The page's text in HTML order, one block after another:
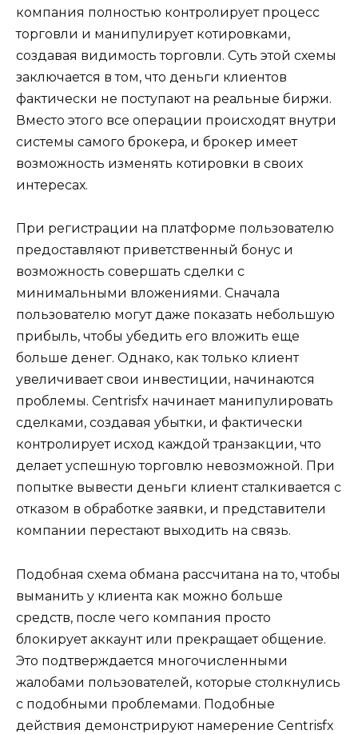
компания полностью контролирует процесс
торговли и манипулирует котировками,
создавая видимость торговли. Суть этой схемы
заключается в том, что деньги клиентов
фактически не поступают на реальные биржи.
Вместо этого все операции происходят внутри
системы самого брокера, и брокер имеет
возможность изменять котировки в своих
интересах.
При регистрации на платформе пользователю
предоставляют приветственный бонус и
возможность совершать сделки с
минимальными вложениями. Сначала
пользователю могут даже показать небольшую
прибыль, чтобы убедить его вложить еще
больше денег. Однако, как только клиент
увеличивает свои инвестиции, начинаются
проблемы. Centrisfx начинает манипулировать
сделками, создавая убытки, и фактически
контролирует исход каждой транзакции, что
делает успешную торговлю невозможной. При
попытке вывести деньги клиент сталкивается с
отказом в обработке заявки, и представители
компании перестают выходить на связь.
Подобная схема обмана рассчитана на то, чтобы
выманить у клиента как можно больше
средств, после чего компания просто
блокирует аккаунт или прекращает общение.
Это подтверждается многочисленными
жалобами пользователей, которые столкнулись
с подобными проблемами. Подобные
действия демонстрируют намерение Centrisfx